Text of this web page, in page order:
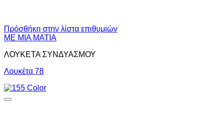
Πρόσθήκη στην λίστα επιθυμιών
ΜΕ ΜΙΑ ΜΑΤΙΑ
ΛΟΥΚΕΤΑ ΣΥΝΔΥΑΣΜΟΥ
Λουκέτα 78